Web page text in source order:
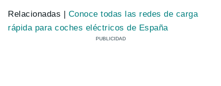
Relacionadas | Conoce todas las redes de carga
rápida para coches eléctricos de España